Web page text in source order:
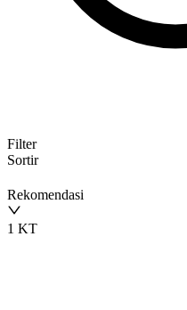
Filter
Sortir
Rekomendasi
1 KT